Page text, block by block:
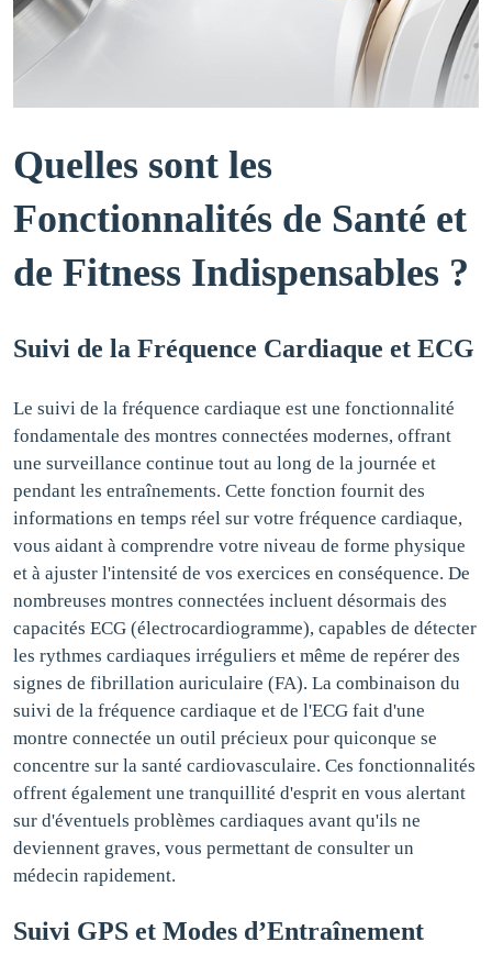
Quelles sont les
Fonctionnalités de Santé et
de Fitness Indispensables ?
Suivi de la Fréquence Cardiaque et ECG
Le suivi de la fréquence cardiaque est une fonctionnalité
fondamentale des montres connectées modernes, offrant
une surveillance continue tout au long de la journée et
pendant les entraînements. Cette fonction fournit des
informations en temps réel sur votre fréquence cardiaque,
vous aidant à comprendre votre niveau de forme physique
et à ajuster l'intensité de vos exercices en conséquence. De
nombreuses montres connectées incluent désormais des
capacités ECG (électrocardiogramme), capables de détecter
les rythmes cardiaques irréguliers et même de repérer des
signes de fibrillation auriculaire (FA). La combinaison du
suivi de la fréquence cardiaque et de l'ECG fait d'une
montre connectée un outil précieux pour quiconque se
concentre sur la santé cardiovasculaire. Ces fonctionnalités
offrent également une tranquillité d'esprit en vous alertant
sur d'éventuels problèmes cardiaques avant qu'ils ne
deviennent graves, vous permettant de consulter un
médecin rapidement.
Suivi GPS et Modes d’Entraînement